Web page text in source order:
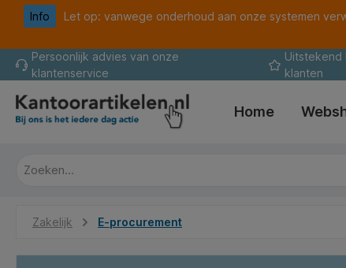
Ga naar de hoofdnavigatie
Info
Let op: vanwege onderhoud aan onze systemen
Persoonlijk advies van onze
klantenservice
klanten
Home
Zakelijk E-procurement